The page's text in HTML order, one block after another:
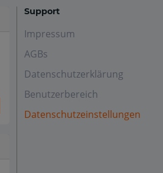
Support
Impressum
AGBs
Datenschutzerklärung
Benutzerbereich
Datenschutzeinstellungen